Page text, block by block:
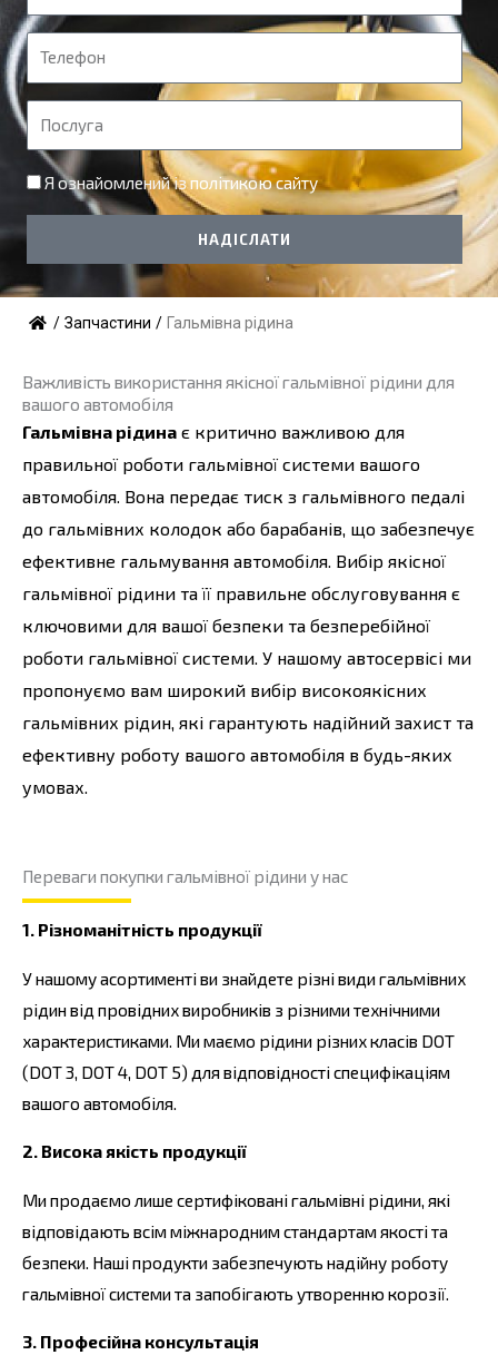
м
'
я
Т
е
л
е
ф
н
о
с
у
г
а
Я ознайомлений ізполітикою сайту
НАДІСЛАТИ
/ Запчастини / Гальмівна рідина
Важливість використання якісної гальмівної рідини для
вашого автомобіля
Гальмівна рідина є критично важливою для
правильної роботи гальмівної системи вашого
автомобіля. Вона передає тиск з гальмівного педалі
до гальмівних колодок або барабанів, що забезпечує
ефективне гальмування автомобіля. Вибір якісної
гальмівної рідини та її правильне обслуговування є
ключовими для вашої безпеки та безперебійної
роботи гальмівної системи. У нашому автосервісі ми
пропонуємо вам широкий вибір високоякісних
гальмівних рідин, які гарантують надійний захист та
ефективну роботу вашого автомобіля в будь-яких
умовах.
Переваги покупки гальмівної рідини у нас
1. Різноманітність продукції
У нашому асортименті ви знайдете різні види гальмівних
рідин від провідних виробників з різними технічними
характеристиками. Ми маємо рідини різних класів DOT
(DOT 3, DOT 4, DOT 5) для відповідності специфікаціям
вашого автомобіля.
2. Висока якість продукції
Ми продаємо лише сертифіковані гальмівні рідини, які
відповідають всім міжнародним стандартам якості та
безпеки. Наші продукти забезпечують надійну роботу
гальмівної системи та запобігають утворенню корозії.
3. Професійна консультація